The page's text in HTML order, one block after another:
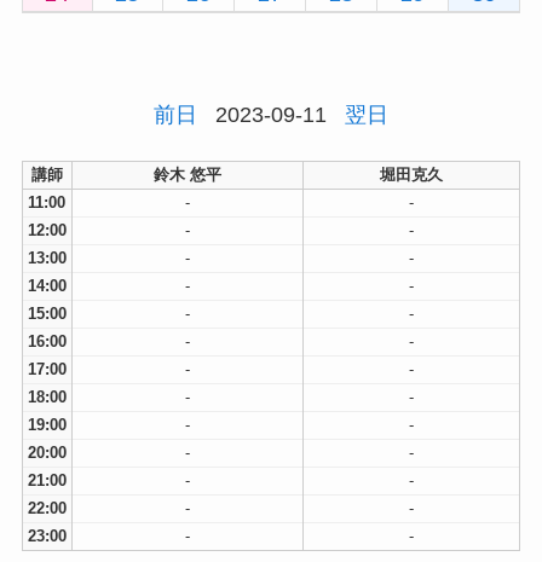
前日 2023-09-11 翌日
講師 鈴木 悠平
堀田克久
11:00
-
-
12:00
-
-
13:00
-
-
14:00
-
-
15:00
-
-
16:00
-
-
17:00
-
-
18:00
-
-
19:00
-
-
20:00
-
-
21:00
-
-
22:00
-
-
23:00
- -